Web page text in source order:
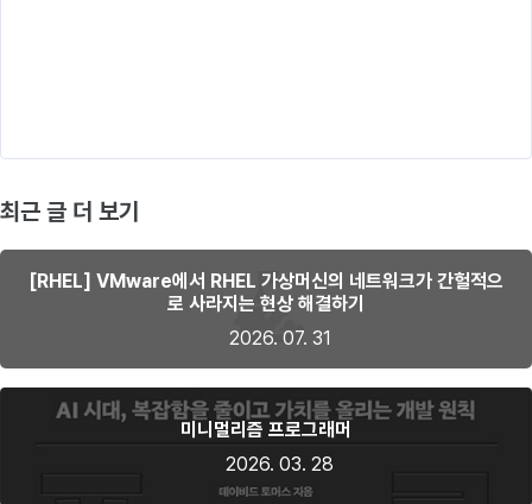
최근 글 더 보기
[RHEL] VMware에서 RHEL 가상머신의 네트워크가 간헐적으
로 사라지는 현상 해결하기
2026. 07. 31
미니멀리즘 프로그래머
2026. 03. 28